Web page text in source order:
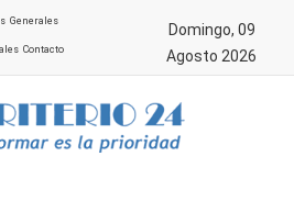
Generales
Contacto
Domingo, 09
Agosto 2026